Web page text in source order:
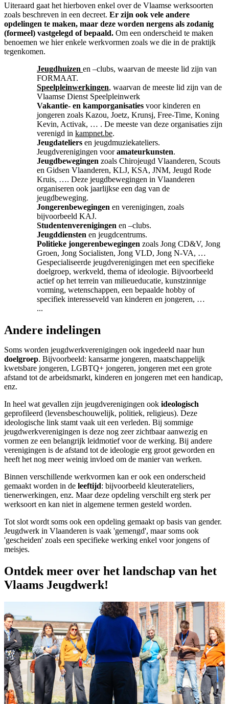
Uiteraard gaat het hierboven enkel over de Vlaamse werksoorten
zoals beschreven in een decreet. Er zijn ook vele andere
opdelingen te maken, maar deze worden nergens als zodanig
(formeel) vastgelegd of bepaald. Om een onderscheid te maken
benoemen we hier enkele werkvormen zoals we die in de praktijk
tegenkomen.
Jeugdhuizen en –clubs, waarvan de meeste lid zijn van
FORMAAT.
Speelpleinwerkingen, waarvan de meeste lid zijn van de
Vlaamse Dienst Speelpleinwerk
Vakantie- en kamporganisaties voor kinderen en
jongeren zoals Kazou, Joetz, Krunsj, Free-Time, Koning
Kevin, Activak, … . De meeste van deze organisaties zijn
verenigd in kampnet.be.
Jeugdateliers en jeugdmuziekateliers.
Jeugdverenigingen vooramateurkunsten.
Jeugdbewegingen zoals Chirojeugd Vlaanderen, Scouts
en Gidsen Vlaanderen, KLJ, KSA, JNM, Jeugd Rode
Kruis, …. Deze jeugdbewegingen in Vlaanderen
organiseren ook jaarlijkse een dag van de
jeugdbeweging.
Jongerenbewegingen en verenigingen, zoals
bijvoorbeeld KAJ.
Studentenverenigingen en –clubs.
Jeugddiensten en jeugdcentrums.
Politieke jongerenbewegingen zoals Jong CD&V, Jong
Groen, Jong Socialisten, Jong VLD, Jong N-VA, …
Gespecialiseerde jeugdverenigingen met een specifieke
doelgroep, werkveld, thema of ideologie. Bijvoorbeeld
actief op het terrein van milieueducatie, kunstzinnige
vorming, wetenschappen, een bepaalde hobby of
specifiek interesseveld van kinderen en jongeren, …
...
Andere indelingen
Soms worden jeugdwerkverenigingen ook ingedeeld naar hun
doelgroep. Bijvoorbeeld: kansarme jongeren, maatschappelijk
kwetsbare jongeren, LGBTQ+ jongeren, jongeren met een grote
afstand tot de arbeidsmarkt, kinderen en jongeren met een handicap,
enz.
In heel wat gevallen zijn jeugdverenigingen ook ideologisch
geprofileerd (levensbeschouwelijk, politiek, religieus). Deze
ideologische link stamt vaak uit een verleden. Bij sommige
jeugdwerkverenigingen is deze nog zeer zichtbaar aanwezig en
vormen ze een belangrijk leidmotief voor de werking. Bij andere
verenigingen is de afstand tot de ideologie erg groot geworden en
heeft het nog meer weinig invloed om de manier van werken.
Binnen verschillende werkvormen kan er ook een onderscheid
gemaakt worden in de leeftijd: bijvoorbeeld kleuterateliers,
tienerwerkingen, enz. Maar deze opdeling verschilt erg sterk per
werksoort en kan niet in algemene termen gesteld worden.
Tot slot wordt soms ook een opdeling gemaakt op basis van gender.
Jeugdwerk in Vlaanderen is vaak 'gemengd', maar soms ook
'gescheiden' zoals een specifieke werking enkel voor jongens of
meisjes.
Ontdek meer over het landschap van het
Vlaams Jeugdwerk!